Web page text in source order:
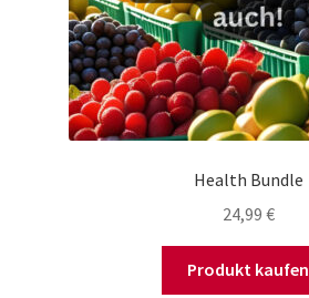
Health Bundle
24,99 €
Produkt kaufen